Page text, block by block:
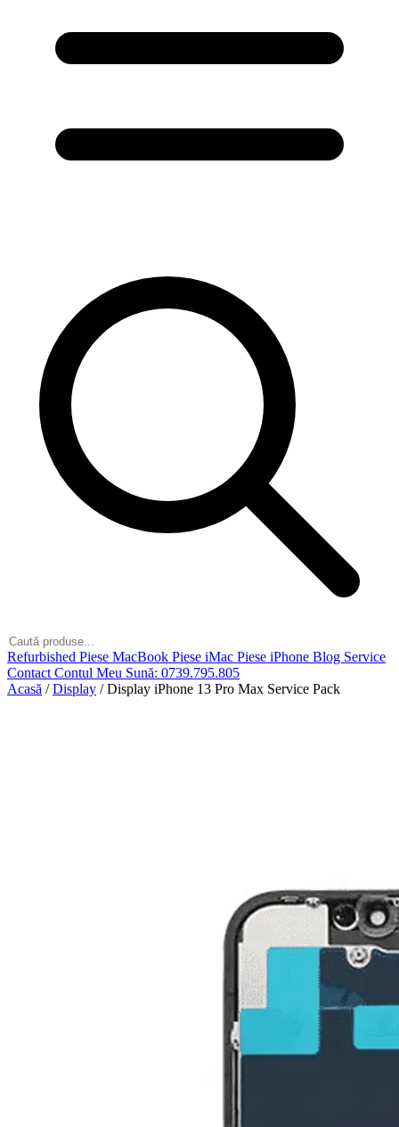
Refurbished Piese MacBook Piese iMac Piese iPhone Blog Service
Contact Contul Meu Sună: 0739.795.805
Acasă / Display / Display iPhone 13 Pro Max Service Pack